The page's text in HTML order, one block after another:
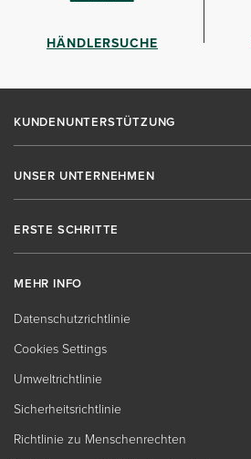
HÄNDLERSUCHE
KUNDENUNTERSTÜTZUNG
UNSER UNTERNEHMEN
ERSTE SCHRITTE
MEHR INFO
Datenschutzrichtlinie
Cookies Settings
Umweltrichtlinie
Sicherheitsrichtlinie
Richtlinie zu Menschenrechten